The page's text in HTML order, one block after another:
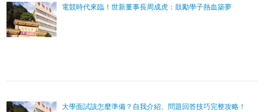
電競時代來臨！世新董事長周成虎：鼓勵學子熱血築夢
大學面試該怎麼準備？自我介紹、問題回答技巧完整攻略！